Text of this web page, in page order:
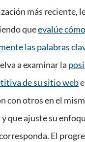
más reciente,
queevalúe
las palabras
a examinar la
de su sitio web
con otros en el
que ajuste su
El